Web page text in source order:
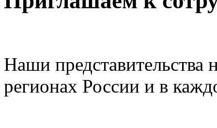
Наши представительства
регионах России и в